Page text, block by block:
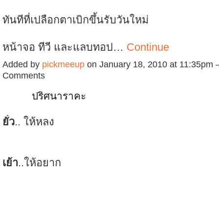
ทันทีที่เปลือกตาเบิกขึ้นรับวันใหม่
หน้าจอ ทีวี และแลบทอป… Continue
Added by pickmeeup on January 18, 2010 at 11:35pm
Comments
ปริศนาราคะ
ยั่ว.. ให้หลง
เย้า..ให้อยาก